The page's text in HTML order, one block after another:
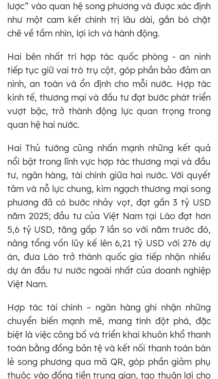
lược” vào quan hệ song phương và được xác định
như một cam kết chính trị lâu dài, gắn bó chặt
chẽ về tầm nhìn, lợi ích và hành động.
Hai bên nhất trí hợp tác quốc phòng - an ninh
tiếp tục giữ vai trò trụ cột, góp phần bảo đảm an
ninh, an toàn và ổn định cho mỗi nước. Hợp tác
kinh tế, thương mại và đầu tư đạt bước phát triển
vượt bậc, trở thành động lực quan trọng trong
quan hệ hai nước.
Hai Thủ tướng cũng nhấn mạnh những kết quả
nổi bật trong lĩnh vực hợp tác thương mại và đầu
tư, ngân hàng, tài chính giữa hai nước. Với quyết
tâm và nỗ lực chung, kim ngạch thương mại song
phương đã có bước nhảy vọt, đạt gần 3 tỷ USD
năm 2025; đầu tư của Việt Nam tại Lào đạt hơn
5,6 tỷ USD, tăng gấp 7 lần so với năm trước đó,
nâng tổng vốn lũy kế lên 6,21 tỷ USD với 276 dự
án, đưa Lào trở thành quốc gia tiếp nhận nhiều
dự án đầu tư nước ngoài nhất của doanh nghiệp
Việt Nam.
Hợp tác tài chính – ngân hàng ghi nhận những
chuyển biến mạnh mẽ, mang tính đột phá, đặc
biệt là việc công bố và triển khai khuôn khổ thanh
toán bằng đồng bản tệ và kết nối thanh toán bán
lẻ song phương qua mã QR, góp phần giảm phụ
thuộc vào đồng tiền trung gian, tạo thuận lợi cho